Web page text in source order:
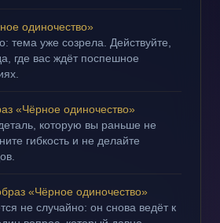
одиночество»
тема уже созрела. Действуйте,
где вас ждёт поспешное
«Чёрное одиночество»
которую вы раньше не
гибкость и не делайте
«Чёрное одиночество»
не случайно: он снова ведёт к